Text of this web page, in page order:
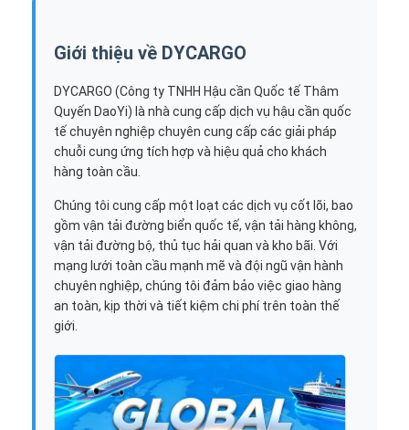
Giới thiệu về DYCARGO
DYCARGO (Công ty TNHH Hậu cần Quốc tế Thâm
Quyến DaoYi) là nhà cung cấp dịch vụ hậu cần quốc
tế chuyên nghiệp chuyên cung cấp các giải pháp
chuỗi cung ứng tích hợp và hiệu quả cho khách
hàng toàn cầu.
Chúng tôi cung cấp một loạt các dịch vụ cốt lõi, bao
gồm vận tải đường biển quốc tế, vận tải hàng không,
vận tải đường bộ, thủ tục hải quan và kho bãi. Với
mạng lưới toàn cầu mạnh mẽ và đội ngũ vận hành
chuyên nghiệp, chúng tôi đảm bảo việc giao hàng
an toàn, kịp thời và tiết kiệm chi phí trên toàn thế
giới.